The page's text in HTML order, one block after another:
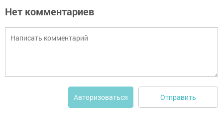
Нет комментариев
Авторизоваться Отправить